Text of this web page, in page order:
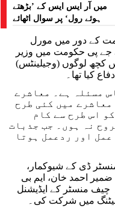
میں آر ایس ایس کے ’بڑھتے
ہوئے رول‘ پر سوال اٹھائے
کے دور میں مورل
جے پی حکومت میں وزیر
کچھ لوگوں (وجیلینٹس)
کیا تھا۔
مسئلہ ہے۔ معاشرے
میں کئی طرح
اس طرح سے کام
نہ ہوں۔ جب جذبات
اور ردعمل ہوتا
ڈی کے شیوکمار،
ضمیر احمد خان، ایم بی
چیف منسٹر کے ایڈیشنل
میں شرکت کی۔